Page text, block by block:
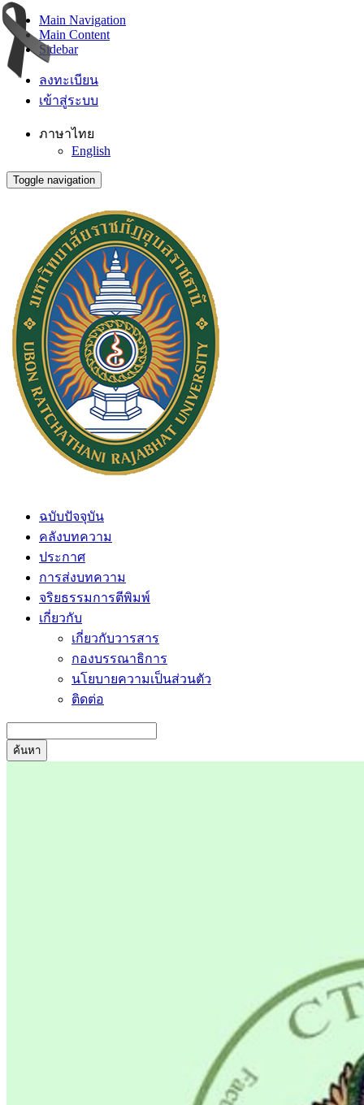
Main Navigation
Main Content
Sidebar
ลงทะเบียน
เข้าสู่ระบบ
ภาษาไทย
English
Toggle navigation
ฉบับปัจจุบัน
คลังบทความ
ประกาศ
การส่งบทความ
จริยธรรมการตีพิมพ์
เกี่ยวกับ
เกี่ยวกับวารสาร
กองบรรณาธิการ
นโยบายความเป็นส่วนตัว
ติดต่อ
ค้นหา